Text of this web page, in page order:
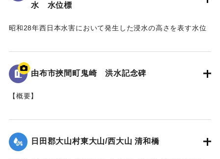
水 水位標
昭和28年西日本水害において発生した浸水の高さを表す水位
地面から95cmの位置に水位が示されており、
「T.P115.99m」と記されている。
由布市挾間町鬼崎 洪水記念碑
【概要】
た石碑。
これは、昭和28年6月梅雨前線（西日本大水害）に伴う洪水被
害を伝える石碑である。
日田郡大山村東大山/西大山 清和橋